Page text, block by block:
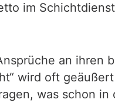
im
an
wird oft
was schon